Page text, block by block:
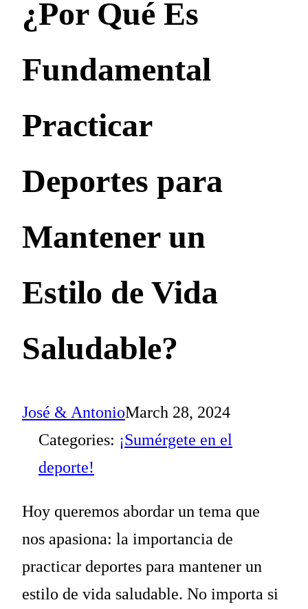
¿Por Qué Es
Fundamental
Practicar
Deportes para
Mantener un
Estilo de Vida
Saludable?
José & AntonioMarch 28, 2024
Categories: ¡Sumérgete en el
deporte!
Hoy queremos abordar un tema que
nos apasiona: la importancia de
practicar deportes para mantener un
estilo de vida saludable. No importa si